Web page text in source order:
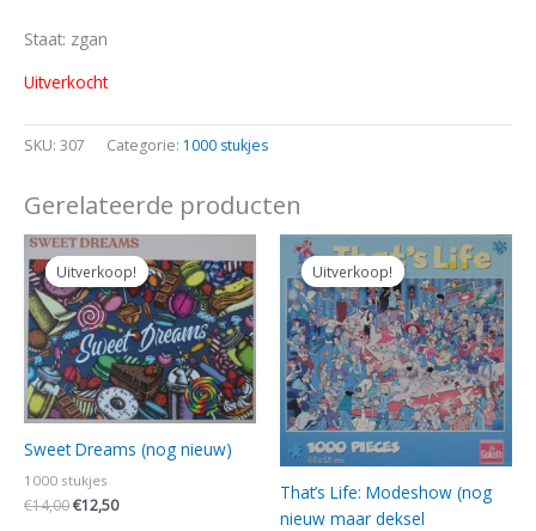
Staat: zgan
Uitverkocht
SKU: 307 Categorie: 1000 stukjes
Gerelateerde producten
Uitverkoop!
Uitverkoop!
Sweet Dreams (nog nieuw)
1000 stukjes
€14,00
Oorspronkelijke
prijs
was:
€14,00.
€12,50
Huidige
prijs
is:
€12,50.
Uitverkoop!
Uitverkoop!
That’s Life: Modeshow (nog
nieuw maar deksel
Oorspronkelijke
prijs
was:
€5,00.
Huidige
prijs
is:
€4,00.